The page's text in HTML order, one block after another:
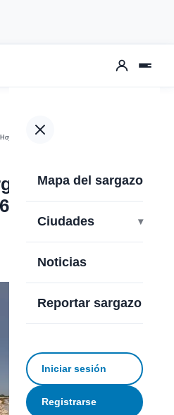
Mapa del sargazo
Ciudades
Noticias
Reportar sargazo
Iniciar sesión
Registrarse
Viernes 5 de Junio 2026 en Playa del Carmen
Hoy Viernes
en Playa del